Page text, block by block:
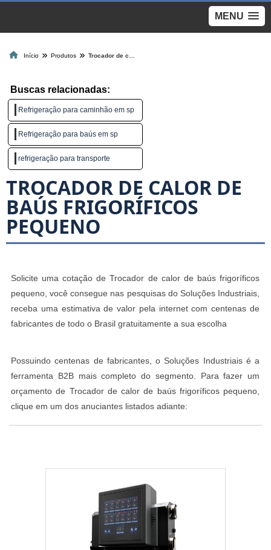
MENU
Início Produtos
Buscas relacionadas:
Refrigeração para caminhão em sp
Refrigeração para baús em sp
refrigeração para transporte
TROCADOR DE CALOR DE
BAÚS FRIGORÍFICOS
PEQUENO
Solicite uma cotação de Trocador de calor de baús frigoríficos
pequeno, você consegue nas pesquisas do Soluções Industriais,
receba uma estimativa de valor pela internet com centenas de
fabricantes de todo o Brasil gratuitamente a sua escolha
Possuindo centenas de fabricantes, o Soluções Industriais é a
ferramenta B2B mais completo do segmento. Para fazer um
orçamento de Trocador de calor de baús frigoríficos pequeno,
clique em um dos anuciantes listados adiante: